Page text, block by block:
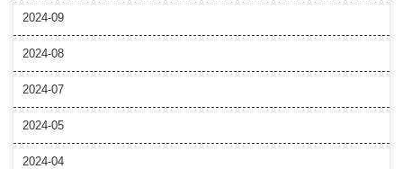
2024-09
2024-08
2024-07
2024-05
2024-04